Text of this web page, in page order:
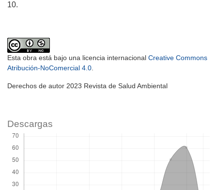
10.
Esta obra está bajo una licencia internacional Creative Commons
Atribución-NoComercial 4.0.
Derechos de autor 2023 Revista de Salud Ambiental
Descargas